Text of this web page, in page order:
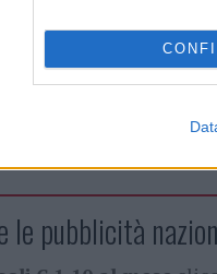
le pubblicità